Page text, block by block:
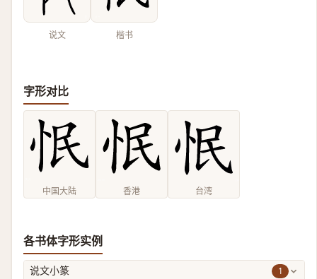
说文 楷书
字形对比
中国大陆 香港 台湾
各书体字形实例
说文小篆 1